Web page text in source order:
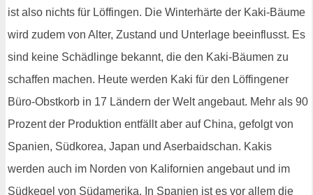
ist also nichts für Löffingen. Die Winterhärte der Kaki-Bäume
wird zudem von Alter, Zustand und Unterlage beeinflusst. Es
sind keine Schädlinge bekannt, die den Kaki-Bäumen zu
schaffen machen. Heute werden Kaki für den Löffingener
Büro-Obstkorb in 17 Ländern der Welt angebaut. Mehr als 90
Prozent der Produktion entfällt aber auf China, gefolgt von
Spanien, Südkorea, Japan und Aserbaidschan. Kakis
werden auch im Norden von Kalifornien angebaut und im
Südkegel von Südamerika. In Spanien ist es vor allem die